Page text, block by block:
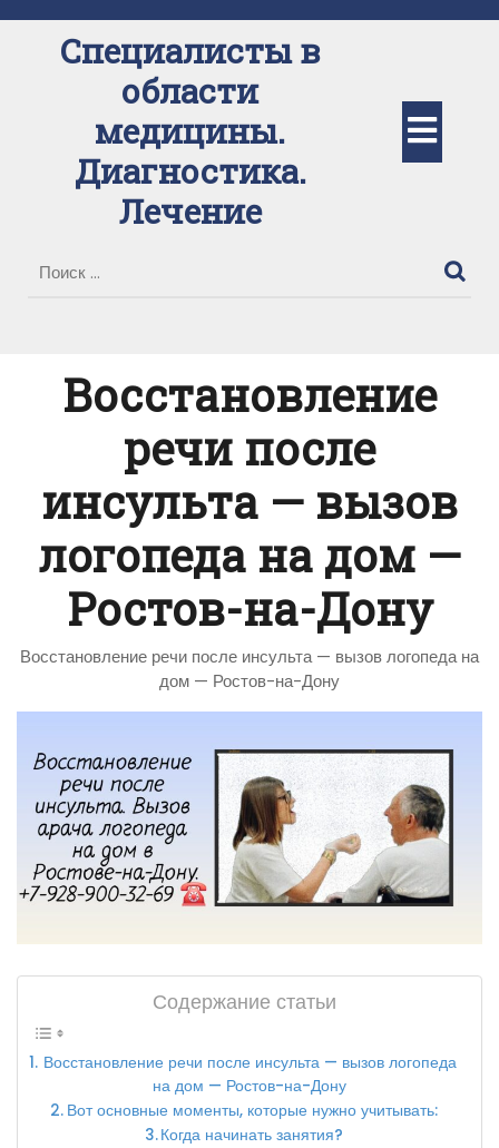
содержимомуСпециалисты в
области
медицины.
Диагностика.
Лечение
Восстановление
речи после
инсульта — вызов
логопеда на дом —
Ростов-на-Дону
Восстановление речи после инсульта — вызов логопеда на
дом — Ростов-на-Дону
Содержание статьи
Восстановление речи после инсульта — вызов логопеда
на дом — Ростов-на-Дону
Вот основные моменты, которые нужно учитывать:
Когда начинать занятия?